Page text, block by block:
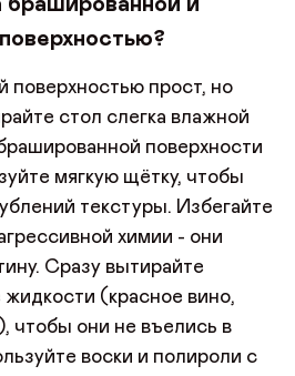
брашированной и
поверхностью прост, но
стол слегка влажной
поверхности
мягкую щётку, чтобы
текстуры. Избегайте
химии - они
Сразу вытирайте
(красное вино,
чтобы они не въелись в
воски и полироли с